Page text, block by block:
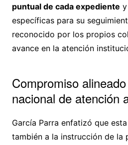
puntual de cada expediente
específicas para su
reconocido por los propios
avance en la atención
Compromiso
nacional de atención
García Parra enfatizó que
también a la instrucción de la